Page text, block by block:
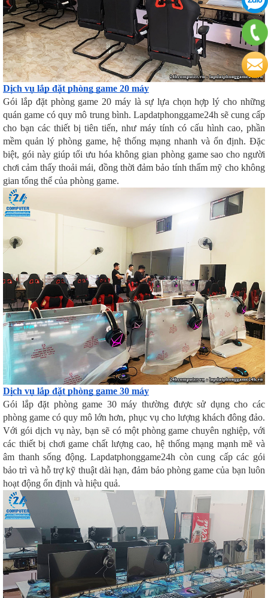
Dịch vụ lắp đặt phòng game 20 máy
Gói lắp đặt phòng game 20 máy là sự lựa chọn hợp lý cho những
quán game có quy mô trung bình. Lapdatphonggame24h sẽ cung cấp
cho bạn các thiết bị tiên tiến, như máy tính có cấu hình cao, phần
mềm quản lý phòng game, hệ thống mạng nhanh và ổn định. Đặc
biệt, gói này giúp tối ưu hóa không gian phòng game sao cho người
chơi cảm thấy thoải mái, đồng thời đảm bảo tính thẩm mỹ cho không
gian tổng thể của phòng game.
Dịch vụ lắp đặt phòng game 30 máy
Gói lắp đặt phòng game 30 máy thường được sử dụng cho các
phòng game có quy mô lớn hơn, phục vụ cho lượng khách đông đảo.
Với gói dịch vụ này, bạn sẽ có một phòng game chuyên nghiệp, với
các thiết bị chơi game chất lượng cao, hệ thống mạng mạnh mẽ và
âm thanh sống động. Lapdatphonggame24h còn cung cấp các gói
bảo trì và hỗ trợ kỹ thuật dài hạn, đảm bảo phòng game của bạn luôn
hoạt động ổn định và hiệu quả.